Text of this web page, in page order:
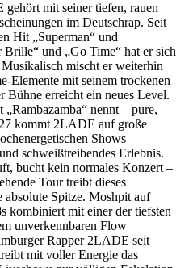
mit seiner tiefen, rauen
im Deutschrap. Seit
Hit „Superman“ und
und „Go Time“ hat er sich
mischt er weiterhin
Elemente mit seinem trockenen
Bühne erreicht ein neues Level.
nennt – pure,
kommt 2LADE auf große
Shows
schweißtreibendes Erlebnis.
bucht kein normales Konzert –
Tour treibt dieses
Spitze. Moshpit auf
kombiniert mit einer der tiefsten
unverkennbaren Flow
Rapper 2LADE seit
mit voller Energie das